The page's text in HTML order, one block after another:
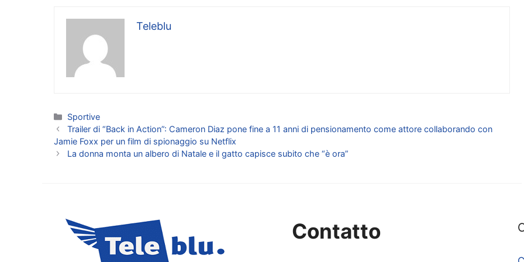
Teleblu
Categorie
Sportive
Trailer di “Back in Action”: Cameron Diaz pone fine a 11 anni di pensionamento come attore collaborando con
Jamie Foxx per un film di spionaggio su Netflix
La donna monta un albero di Natale e il gatto capisce subito che “è ora”
Contatto